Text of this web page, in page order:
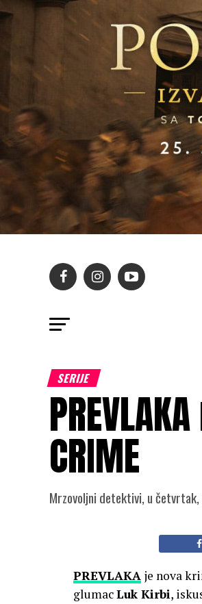
SERIJE
CRIME
Mrzovoljni detektivi, u
PREVLAKA je nova
glumacLuk Kirbi,